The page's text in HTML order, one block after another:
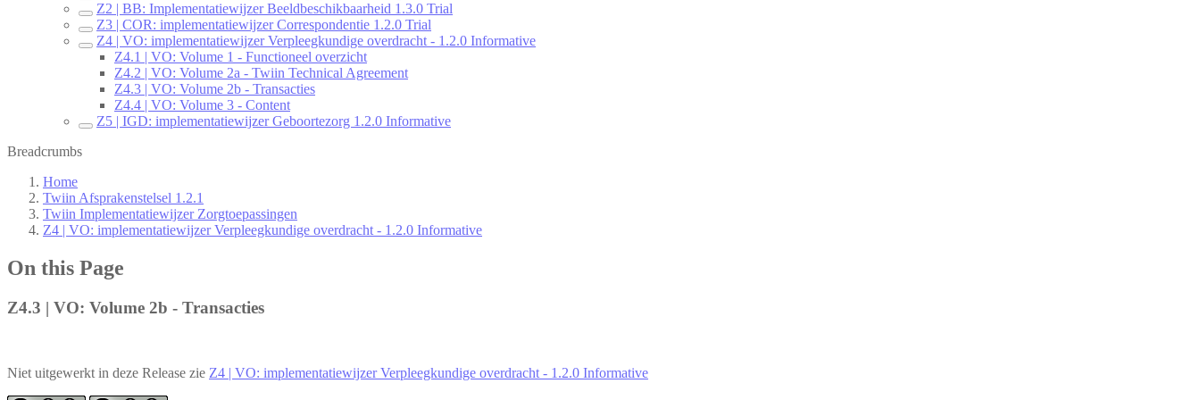
Z2 | BB: Implementatiewijzer Beeldbeschikbaarheid 1.3.0 Trial
Z3 | COR: implementatiewijzer Correspondentie 1.2.0 Trial
Z4 | VO: implementatiewijzer Verpleegkundige overdracht - 1.2.0 Informative
Z4.1 | VO: Volume 1 - Functioneel overzicht
Z4.2 | VO: Volume 2a - Twiin Technical Agreement
Z4.3 | VO: Volume 2b - Transacties
Z4.4 | VO: Volume 3 - Content
Z5 | IGD: implementatiewijzer Geboortezorg 1.2.0 Informative
Breadcrumbs
Home
Twiin Afsprakenstelsel 1.2.1
Twiin Implementatiewijzer Zorgtoepassingen
Z4 | VO: implementatiewijzer Verpleegkundige overdracht - 1.2.0 Informative
On this Page
Z4.3 | VO: Volume 2b - Transacties
Niet uitgewerkt in deze Release zie Z4 | VO: implementatiewijzer Verpleegkundige overdracht - 1.2.0 Informative